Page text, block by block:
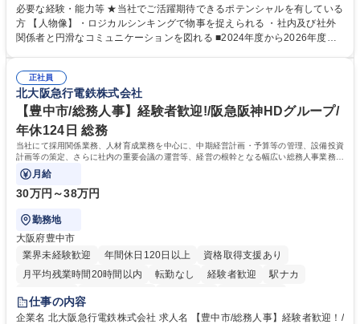
務 ■営業部門の企画スタッフ、ルート営業 【キャリアパス】入社後の配属
ポジションで一定期間ご活躍頂いた後、本人の適性及び将来のキャリアを
鑑みてジョブローテーションを行います。 【育成】OJTでの現場育成や研
表するインフラ企業 #ポテンシャル採用
必要な経験・能力等 ★当社でご活躍期待できるポテンシャルを有している
方 【人物像】・ロジカルシンキングで物事を捉えられる ・社内及び社外
関係者と円滑なコミュニケーションを図れる ■2024年度から2026年度ま
72.html ■エネルギーセキュリティの不安定化や気候変動による自然災害の
甚大化など、これまで以上に社会課題解決の重要性が高まっています。
「未来の日常」の創造に向けて持続可能な社会の実現に貢献してまいりま
す。 学歴・資格 学歴：大学院 大学 語学力： 資格：
正社員
北大阪急行電鉄株式会社
【豊中市/総務人事】経験者歓迎!/阪急阪神HDグループ/
年休124日 総務
当社にて採用関係業務、人材育成業務を中心に、中期経営計画・予算等の管理、設備投資
計画等の策定、さらに社内の重要会議の運営等、経営の根幹となる幅広い総務人事業務全
般を担当していただきます。
月給
30万円～38万円
勤務地
大阪府豊中市
業界未経験歓迎
年間休日120日以上
資格取得支援あり
月平均残業時間20時間以内
転勤なし 経験者歓迎
駅ナカ
退職金あり
土日祝休み
服装自由 昼食補助あり 食事補助あり
仕事の内容
企業名 北大阪急行電鉄株式会社 求人名 【豊中市/総務人事】経験者歓迎！/